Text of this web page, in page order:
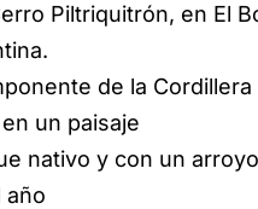
Piltriquitrón, en El
de la Cordillera
un paisaje
nativo y con un
año